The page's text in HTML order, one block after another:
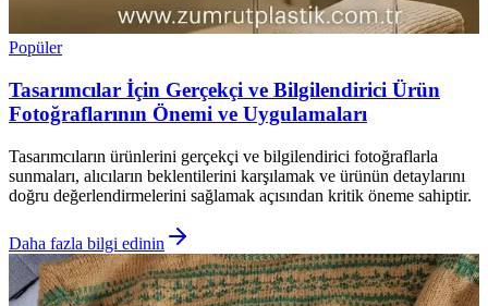
Popüler
Tasarımcılar İçin Gerçekçi ve Bilgilendirici Ürün
Fotoğraflarının Önemi ve Uygulamaları
Tasarımcıların ürünlerini gerçekçi ve bilgilendirici fotoğraflarla
sunmaları, alıcıların beklentilerini karşılamak ve ürünün detaylarını
doğru değerlendirmelerini sağlamak açısından kritik öneme sahiptir.
Daha fazla bilgi edinin